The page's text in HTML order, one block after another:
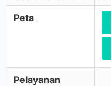
Peta
Pelayanan